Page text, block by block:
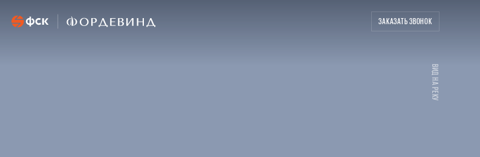
ЗАКАЗАТЬ ЗВОНОК
ВИД НА РЕКУ